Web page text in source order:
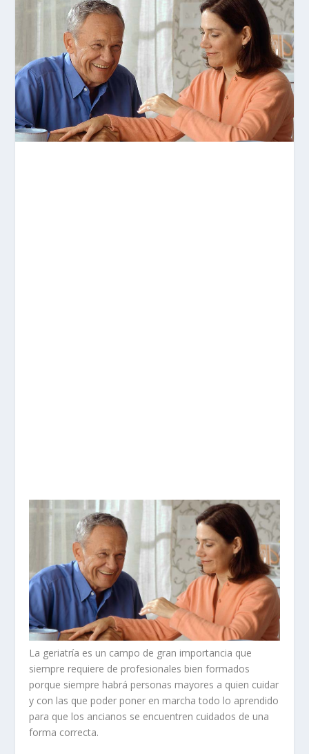
La geriatría es un campo de gran importancia que
siempre requiere de profesionales bien formados
porque siempre habrá personas mayores a quien cuidar
y con las que poder poner en marcha todo lo aprendido
para que los ancianos se encuentren cuidados de una
forma correcta.